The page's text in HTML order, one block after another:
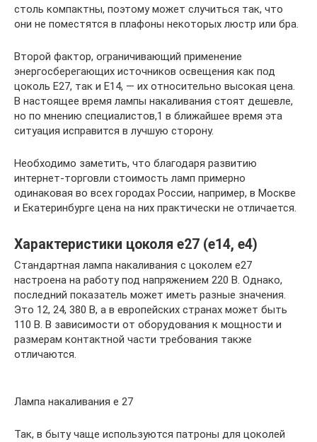
столь компактны, поэтому может случиться так, что
они не поместятся в плафоны некоторых люстр или бра.
Второй фактор, ограничивающий применение
энергосберегающих источников освещения как под
цоколь Е27, так и Е14, — их относительно высокая цена.
В настоящее время лампы накаливания стоят дешевле,
но по мнению специалистов,1 в ближайшее время эта
ситуация исправится в лучшую сторону.
Необходимо заметить, что благодаря развитию
интернет-торговли стоимость ламп примерно
одинаковая во всех городах России, например, в Москве
и Екатеринбурге цена на них практически не отличается.
Характеристики цоколя е27 (е14, е4)
Стандартная лампа накаливания с цоколем е27
настроена на работу под напряжением 220 В. Однако,
последний показатель может иметь разные значения.
Это 12, 24, 380 В, а в европейских странах может быть
110 В. В зависимости от оборудования к мощности и
размерам контактной части требования также
отличаются.
Лампа накаливания е 27
Так, в быту чаще используются патроны для цоколей